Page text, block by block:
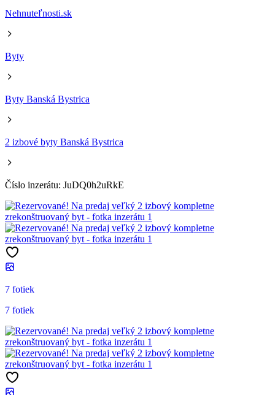
Nehnuteľnosti.sk
Byty
Byty Banská Bystrica
2 izbové byty Banská Bystrica
Číslo inzerátu: JuDQ0h2uRkE
7 fotiek
7 fotiek